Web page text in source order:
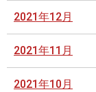
2021年12月
2021年11月
2021年10月